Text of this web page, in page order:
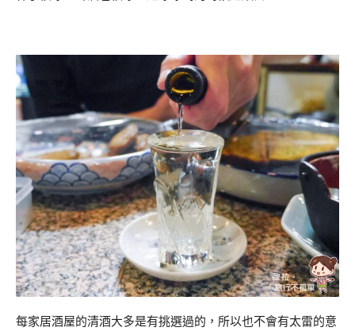
每家居酒屋的清酒大多是有挑選過的，所以也不會有太雷的意